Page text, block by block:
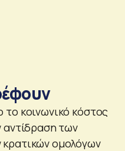
κοινωνικό κόστος
αντίδραση των
ομολόγων